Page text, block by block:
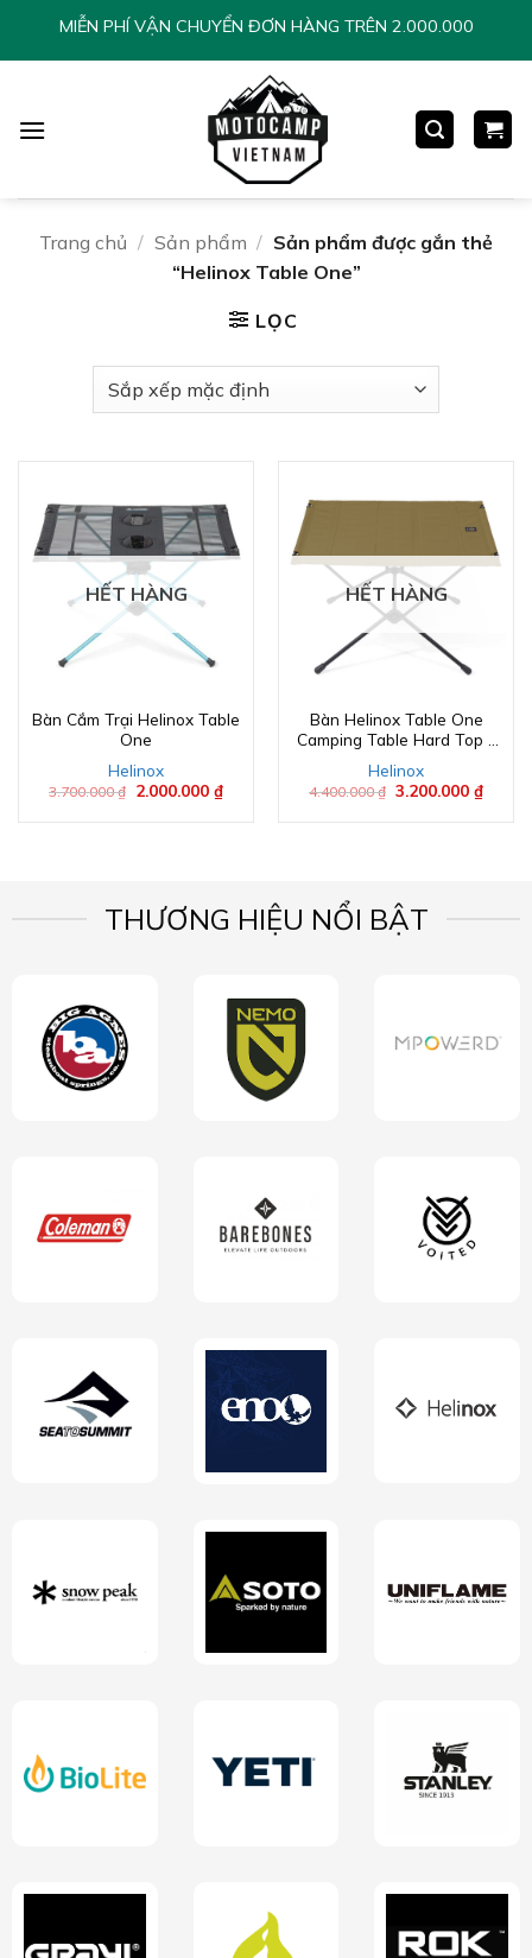
ChuyểnMIỄN PHÍ VẬN CHUYỂN ĐƠN HÀNG TRÊN 2.000.000
Trang chủ / Sản phẩm / Sản phẩm được gắn thẻ
“Helinox Table One”
LỌC
HẾT HÀNG
Bàn Cắm Trại Helinox Table
One
Helinox
3.700.000₫ Giá
2.000.000₫
HẾT HÀNG
Bàn Helinox Table One
Camping Table Hard Top –
Helinox
4.400.000₫ Giá
3.200.000₫
THƯƠNG HIỆU NỔI BẬT